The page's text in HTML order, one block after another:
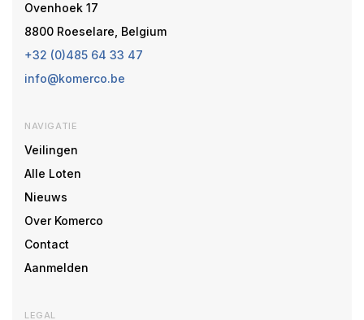
Ovenhoek 17
8800 Roeselare, Belgium
+32 (0)485 64 33 47
info@komerco.be
NAVIGATIE
Veilingen
Alle Loten
Nieuws
Over Komerco
Contact
Aanmelden
LEGAL